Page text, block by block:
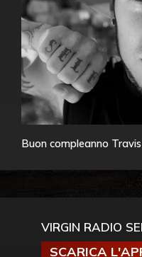
Buon compleanno
VIRGIN RADIO
SCARICA